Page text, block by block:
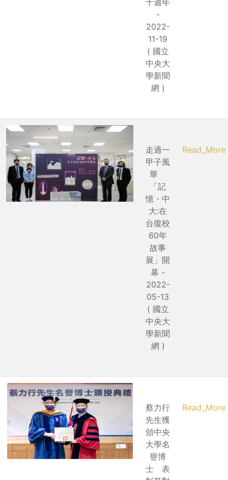
-
2022-
11-19
( 國立
中央大
學新聞
網 )
走過一
甲子風
華
「記
憶・中
大:在
台復校
60年
故事
展」開
幕 -
2022-
05-13
( 國立
中央大
學新聞
網 )
Read_More
蔡力行
先生獲
頒中央
大學名
譽博
士 表
Read_More